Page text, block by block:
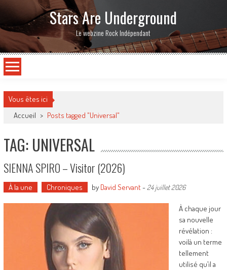
Stars Are Underground
Le webzine Rock Indépendant
Vous êtes ici
Accueil > Posts tagged "Universal"
TAG: UNIVERSAL
SIENNA SPIRO – Visitor (2026)
À la une Chroniques by David Servant- 24 juillet 2026
À chaque jour
sa nouvelle
révélation :
voilà un terme
tellement
utilisé qu’il a